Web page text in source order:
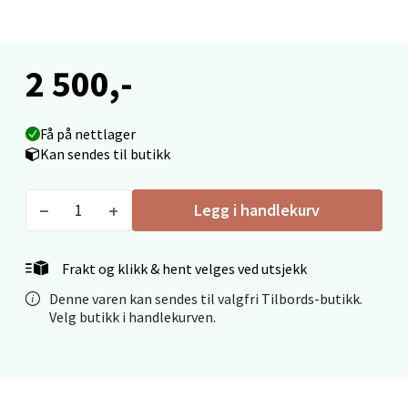
2 500,-
Få på nettlager
Kan sendes til butikk
Legg i handlekurv
Frakt og klikk & hent velges ved utsjekk
Denne varen kan sendes til valgfri Tilbords-butikk.
Velg butikk i handlekurven.
Oslo - Thon Senter Storo
Vitaminveien 7 - 9, 0485 Oslo